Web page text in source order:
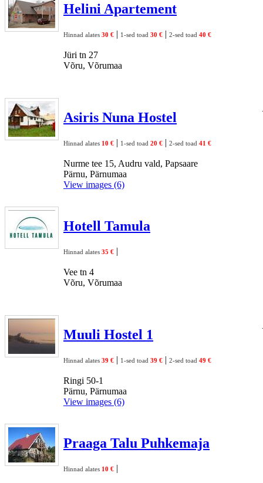
Helini Apartement
Hinnad alates 30 € | 1-sed toad 30 € | 2-sed toad 40 €
Jüri tn 27
Võru, Võrumaa
Asiris Nuna Hostel
Hinnad alates 10 € | 1-sed toad 20 € | 2-sed toad 41 €
Nurme tee 15, Audru vald, Papsaare
Pärnu, Pärnumaa
View images (6)
Hotell Tamula
Hinnad alates 35 € |
Vee tn 4
Võru, Võrumaa
Muuli Hostel 1
Hinnad alates 39 € | 1-sed toad 39 € | 2-sed toad 49 €
Ringi 50-1
Pärnu, Pärnumaa
View images (6)
Praaga Talu Puhkemaja
Hinnad alates 10 € |